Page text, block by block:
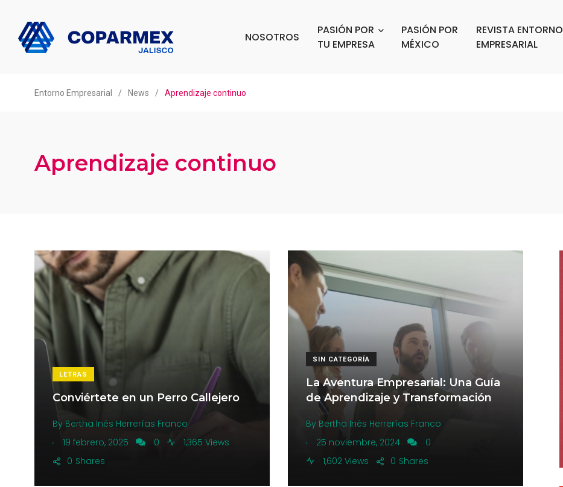
NOSOTROS
PASIÓN POR
TU EMPRESA
PASIÓN POR
MÉXICO
REVISTA ENTORNO
EMPRESARIAL
Entorno Empresarial / News / Aprendizaje continuo
Aprendizaje continuo
LETRAS
Conviértete en un Perro Callejero
By Bertha Inés Herrerías Franco
.
19 febrero, 2025 0
1,365 Views
Shares
0
SIN CATEGORÍA
La Aventura Empresarial: Una Guía
de Aprendizaje y Transformación
By Bertha Inés Herrerías Franco
.
25 noviembre, 2024
0
1,602 Views
Shares
0